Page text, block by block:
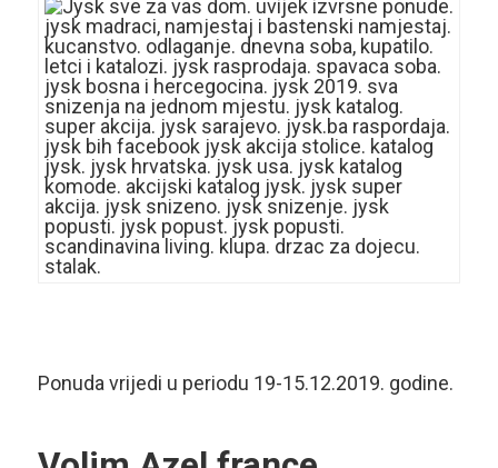
Ponuda vrijedi u periodu 19-15.12.2019. godine.